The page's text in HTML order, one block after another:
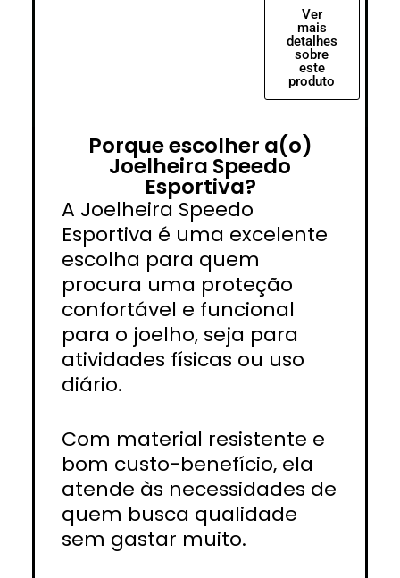
Ver
mais
detalhes
sobre
este
produto
Porque escolher a(o)
Joelheira Speedo
Esportiva?
A Joelheira Speedo
Esportiva é uma excelente
escolha para quem
procura uma proteção
confortável e funcional
para o joelho, seja para
atividades físicas ou uso
diário.
Com material resistente e
bom custo-benefício, ela
atende às necessidades de
quem busca qualidade
sem gastar muito.